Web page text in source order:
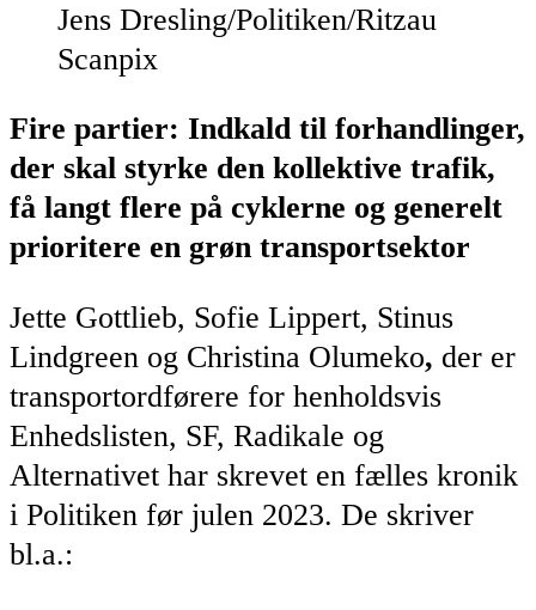
Jens Dresling/Politiken/Ritzau
Scanpix
Fire partier: Indkald til forhandlinger,
der skal styrke den kollektive trafik,
få langt flere på cyklerne og generelt
prioritere en grøn transportsektor
Jette Gottlieb, Sofie Lippert, Stinus
Lindgreen og Christina Olumeko, der er
transportordførere for henholdsvis
Enhedslisten, SF, Radikale og
Alternativet har skrevet en fælles kronik
i Politiken før julen 2023. De skriver
bl.a.: